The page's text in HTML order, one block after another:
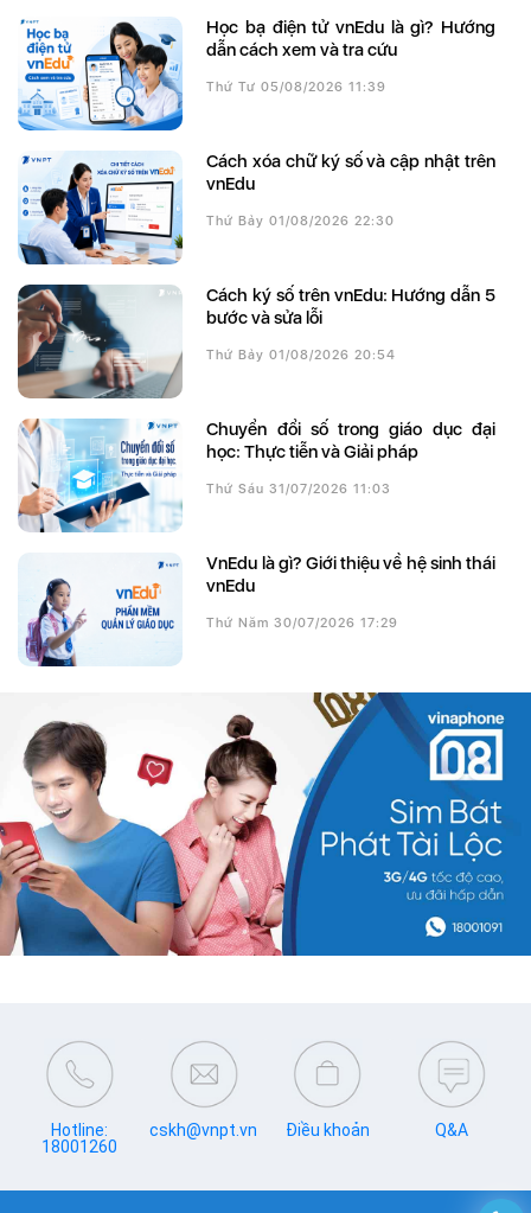
Học bạ điện tử vnEdu là gì? Hướng
dẫn cách xem và tra cứu
Thứ Tư 05/08/2026 11:39
Cách xóa chữ ký số và cập nhật trên
vnEdu
Thứ Bảy 01/08/2026 22:30
Cách ký số trên vnEdu: Hướng dẫn 5
bước và sửa lỗi
Thứ Bảy 01/08/2026 20:54
Chuyển đổi số trong giáo dục đại
học: Thực tiễn và Giải pháp
Thứ Sáu 31/07/2026 11:03
VnEdu là gì? Giới thiệu về hệ sinh thái
vnEdu
Thứ Năm 30/07/2026 17:29
Hotline:
18001260
cskh@vnpt.vn Điều khoản Q&A